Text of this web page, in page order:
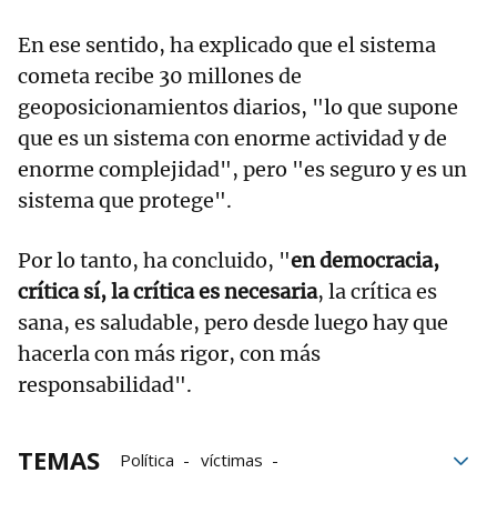
En ese sentido, ha explicado que el sistema
cometa recibe 30 millones de
geoposicionamientos diarios, "lo que supone
que es un sistema con enorme actividad y de
enorme complejidad", pero "es seguro y es un
sistema que protege".
Por lo tanto, ha concluido, "en democracia,
crítica sí, la crítica es necesaria, la crítica es
sana, es saludable, pero desde luego hay que
hacerla con más rigor, con más
responsabilidad".
TEMAS Política
víctimas